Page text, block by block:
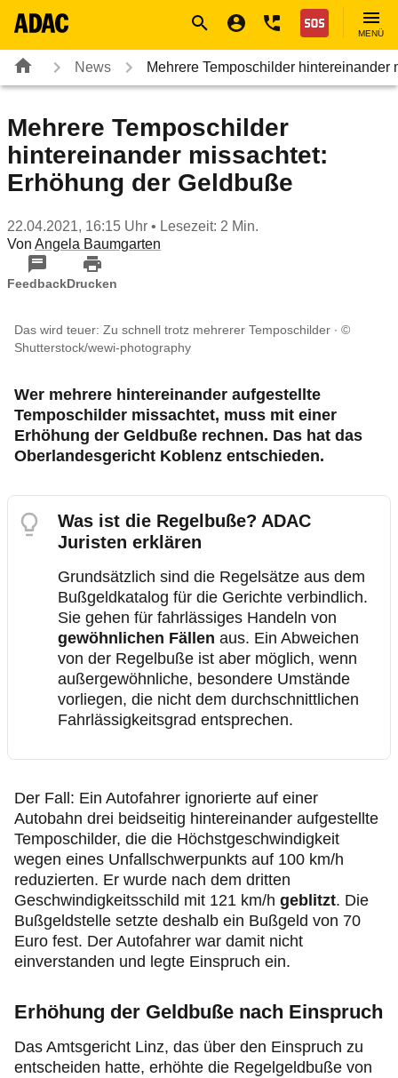
Nothilfe
MENÜ
News Mehrere Temposchilder
Mehrere Temposchilder
hintereinander missachtet:
Erhöhung der Geldbuße
22.04.2021, 16:15 Uhr • Lesezeit: 2 Min.
Von Angela Baumgarten
FeedbackDrucken
Das wird teuer: Zu schnell trotz mehrerer Temposchilder
©
Shutterstock/wewi-photography
Wer mehrere hintereinander aufgestellte
Temposchilder missachtet, muss mit einer
Erhöhung der Geldbuße rechnen. Das hat das
Oberlandesgericht Koblenz entschieden.
Was ist die Regelbuße? ADAC
Juristen erklären
Grundsätzlich sind die Regelsätze aus dem
Bußgeldkatalog für die Gerichte verbindlich.
Sie gehen für fahrlässiges Handeln von
gewöhnlichen Fällen aus. Ein Abweichen
von der Regelbuße ist aber möglich, wenn
außergewöhnliche, besondere Umstände
vorliegen, die nicht dem durchschnittlichen
Fahrlässigkeitsgrad entsprechen.
Der Fall: Ein Autofahrer ignorierte auf einer
Autobahn drei beidseitig hintereinander aufgestellte
Temposchilder, die die Höchstgeschwindigkeit
wegen eines Unfallschwerpunkts auf 100 km/h
reduzierten. Er wurde nach dem dritten
Geschwindigkeitsschild mit 121 km/h geblitzt. Die
Bußgeldstelle setzte deshalb ein Bußgeld von 70
Euro fest. Der Autofahrer war damit nicht
einverstanden und legte Einspruch ein.
Erhöhung der Geldbuße nach Einspruch
Das Amtsgericht Linz, das über den Einspruch zu
entscheiden hatte, erhöhte die Regelgeldbuße von